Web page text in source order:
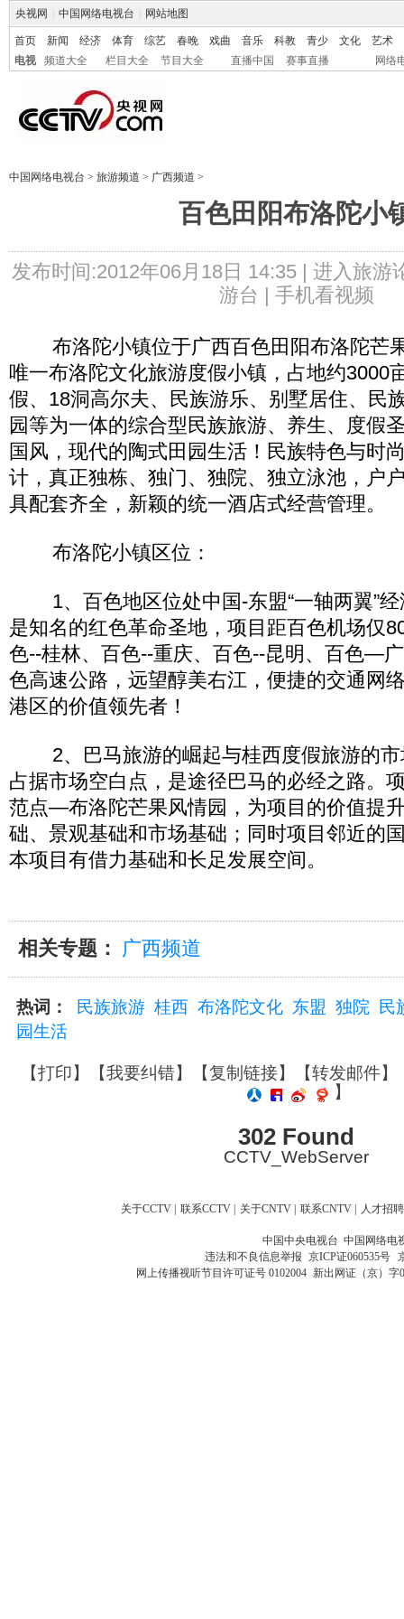
央视网 中国网络电视台 网站地图
首页 新闻 经济 体育 综艺 春晚 戏曲 音乐 科教 青少 文化
艺术
电视
频道大全 栏目大全 节目大全 直播中国 赛事直播 网络
中国网络电视台 > 旅游频道 > 广西频道 >
百色田阳布洛陀小
发布时间:2012年06月18日 14:35 | 进入旅游
游台 | 手机看视频
布洛陀小镇位于广西百色田阳布洛陀芒
唯一布洛陀文化旅游度假小镇，占地约3000
假、18洞高尔夫、民族游乐、别墅居住、民
园等为一体的综合型民族旅游、养生、度假
国风，现代的陶式田园生活！民族特色与时
计，真正独栋、独门、独院、独立泳池，户
具配套齐全，新颖的统一酒店式经营管理。
布洛陀小镇区位：
1、百色地区位处中国-东盟“一轴两翼”经
是知名的红色革命圣地，项目距百色机场仅
色--桂林、百色--重庆、百色--昆明、百色—
色高速公路，远望醇美右江，便捷的交通网
港区的价值领先者！
2、巴马旅游的崛起与桂西度假旅游的市
占据市场空白点，是途径巴马的必经之路。
范点—布洛陀芒果风情园，为项目的价值提
础、景观基础和市场基础；同时项目邻近的
本项目有借力基础和长足发展空间。
相关专题： 广西频道
热词： 民族旅游 桂西 布洛陀文化 东盟 独院
民
园生活
【打印】【我要纠错】【复制链接】【转发邮件】
】
302 Found
CCTV_WebServer
关于CCTV | 联系CCTV | 关于CNTV | 联系CNTV | 人才招聘
中国中央电视台 中国网络电
违法和不良信息举报 京ICP证060535号
网上传播视听节目许可证号 0102004 新出网证（京）